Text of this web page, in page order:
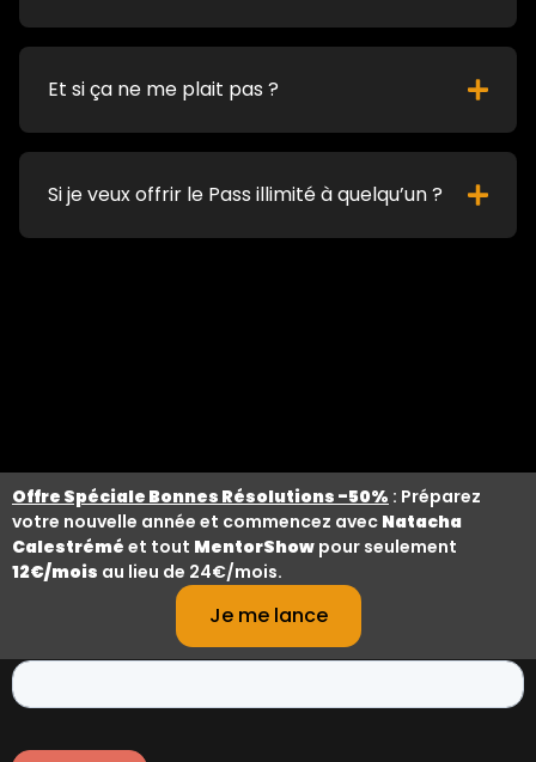
Et si ça ne me plait pas ?
Si je veux offrir le Pass illimité à quelqu’un ?
Offre Spéciale Bonnes Résolutions -50% : Préparez
votre nouvelle année et commencez avec Natacha
Calestrémé et tout MentorShow pour seulement
12€/mois au lieu de 24€/mois.
Je me lance
Tenez-vous informé(e) des nouvelles sorties et des
avec la newsletter MentorShow.